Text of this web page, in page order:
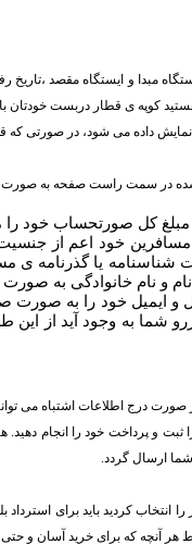
داده می شود، در صورتی که قصد
در سمت راست صفحه به صورت
کل صورتحساب خود را
خود اعم از
شناسنامه یا گذرنامه ی
و نام خانوادگی به صورت
و ایمیل خود را به صورت
شما به وجود آید از
درج اطلاعات اشتباه می
ثبت و پرداخت خود را انجام
انتخاب کردید باید برای
آنچه که برای خرید آسان و حتی